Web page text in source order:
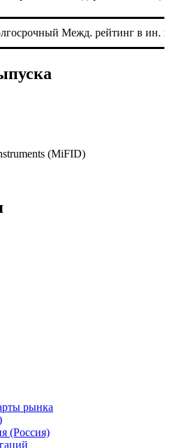
Межд. рейтинг в нац.
Межд. рейтинг в ин.